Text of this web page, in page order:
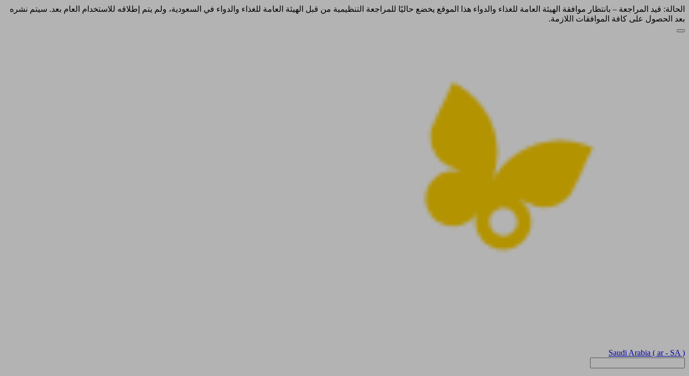
الحالة: قيد المراجعة – بانتظار موافقة الهيئة العامة للغذاء والدواء هذا الموقع يخضع حاليًا للمراجعة التنظيمية من قبل الهيئة العامة للغذاء والدواء في السعودية، ولم يتم إطلاقه للاستخدام العام بعد. سيتم نشره
بعد الحصول على كافة الموافقات اللازمة.
Saudi Arabia ( ar - SA )